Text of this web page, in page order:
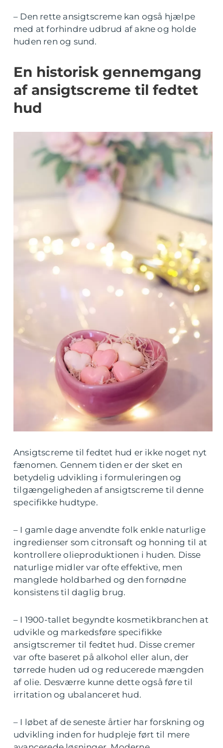
– Den rette ansigtscreme kan også hjælpe
med at forhindre udbrud af akne og holde
huden ren og sund.
En historisk gennemgang
af ansigtscreme til fedtet
hud
Ansigtscreme til fedtet hud er ikke noget nyt
fænomen. Gennem tiden er der sket en
betydelig udvikling i formuleringen og
tilgængeligheden af ansigtscreme til denne
specifikke hudtype.
– I gamle dage anvendte folk enkle naturlige
ingredienser som citronsaft og honning til at
kontrollere olieproduktionen i huden. Disse
naturlige midler var ofte effektive, men
manglede holdbarhed og den fornødne
konsistens til daglig brug.
– I 1900-tallet begyndte kosmetikbranchen at
udvikle og markedsføre specifikke
ansigtscremer til fedtet hud. Disse cremer
var ofte baseret på alkohol eller alun, der
tørrede huden ud og reducerede mængden
af olie. Desværre kunne dette også føre til
irritation og ubalanceret hud.
– I løbet af de seneste årtier har forskning og
udvikling inden for hudpleje ført til mere